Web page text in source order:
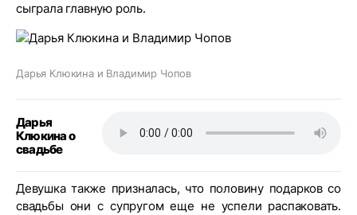
сыграла главную роль.
Дарья Клюкина и Владимир Чопов
Дарья
Клюкина о
свадьбе
Девушка также призналась, что половину подарков со
свадьбы они с супругом еще не успели распаковать.